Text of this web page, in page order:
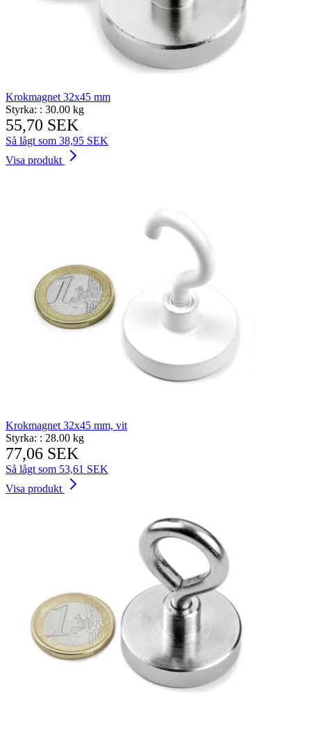
Krokmagnet 32x45 mm
Styrka: : 30.00 kg
55,70 SEK
Så lågt som 38,95 SEK
Visa produkt
Krokmagnet 32x45 mm, vit
Styrka: : 28.00 kg
77,06 SEK
Så lågt som 53,61 SEK
Visa produkt